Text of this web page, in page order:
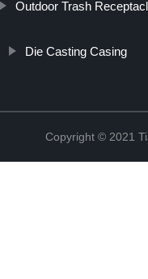
Outdoor Trash
Die Casting Casing
Copyright © 2021